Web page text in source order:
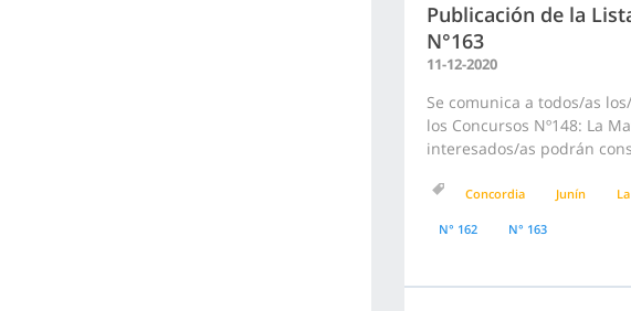
Publicación de la
N°163
11-12-2020
Se comunica a todos/as
los Concursos Nº148: La
interesados/as podrán
Concordia Junín
N° 162 N° 163